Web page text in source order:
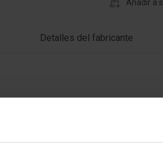
Añadir a
Detalles del fabricante
5x4x10mm2)